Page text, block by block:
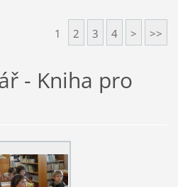
1 2 3 4 > >>
- Kniha pro